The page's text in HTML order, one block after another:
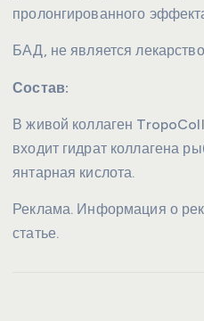
пролонгированного
БАД, не является
Состав:
В живой коллаген
входит гидрат коллагена
янтарная кислота.
Реклама. Информация о
статье.